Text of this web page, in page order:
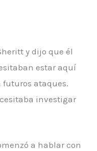
y dijo que él
estar aquí
futuros ataques.
investigar
a hablar con